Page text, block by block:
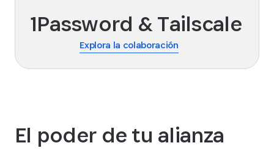
1Password & Tailscale
Explora la colaboración
El poder de tu alianza